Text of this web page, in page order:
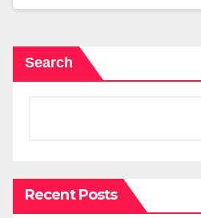
Search
Recent Posts